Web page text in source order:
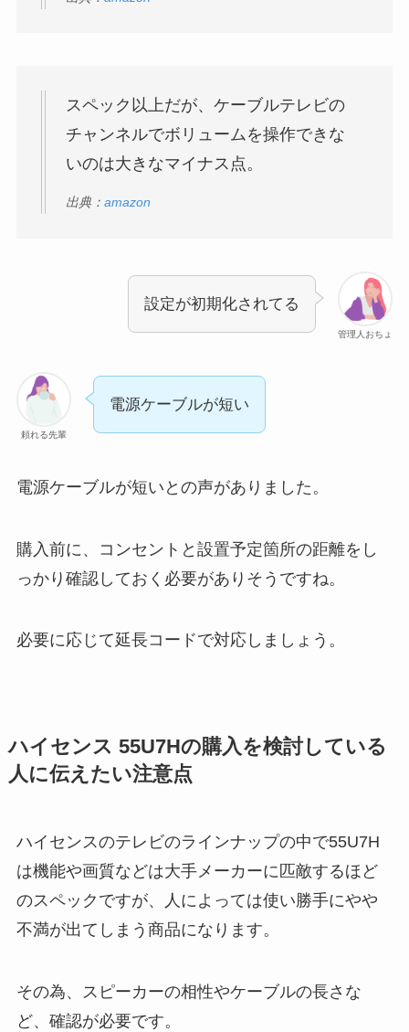
スペック以上だが、ケーブルテレビの
チャンネルでボリュームを操作できな
いのは大きなマイナス点。
出典： amazon
管理人おちょ
設定が初期化されてる
頼れる先輩
電源ケーブルが短い
電源ケーブルが短いとの声がありました。
購入前に、コンセントと設置予定箇所の距離をし
っかり確認しておく必要がありそうですね。
必要に応じて延長コードで対応しましょう。
ハイセンス 55U7Hの購入を検討している
人に伝えたい注意点
ハイセンスのテレビのラインナップの中で55U7H
は機能や画質などは大手メーカーに匹敵するほど
のスペックですが、人によっては使い勝手にやや
不満が出てしまう商品になります。
その為、スピーカーの相性やケーブルの長さな
ど、確認が必要です。